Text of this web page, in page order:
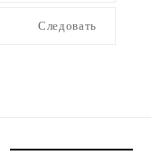
Следовать